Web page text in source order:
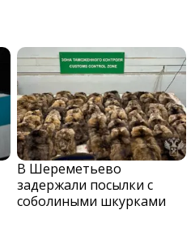
В Шереметьево
задержали посылки с
соболиными шкурками